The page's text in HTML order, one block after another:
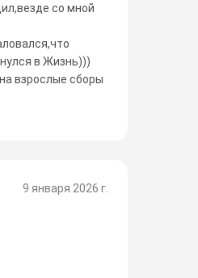
со мной
в Жизнь)))
взрослые сборы
9 января 2026 г.